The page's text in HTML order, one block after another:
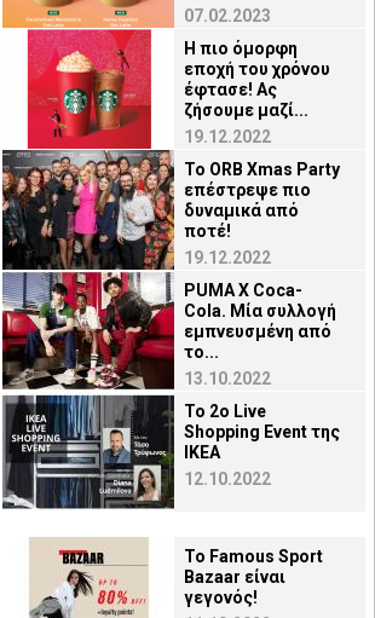
07.02.2023
Η πιο όμορφη
εποχή του χρόνου
έφτασε! Ας
ζήσουμε μαζί...
19.12.2022
Το ORB Xmas Party
επέστρεψε πιο
δυναμικά από
ποτέ!
19.12.2022
PUMA X Coca-
Cola. Μία συλλογή
εμπνευσμένη από
το...
13.10.2022
Το 2ο Live
Shopping Event της
ΙΚΕΑ
12.10.2022
Το Famous Sport
Bazaar είναι
γεγονός!